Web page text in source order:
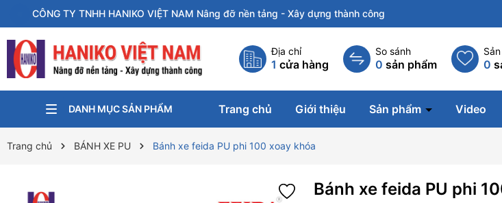
CÔNG TY TNHH HANIKO VIỆT NAM Nâng đỡ nền tảng - Xây dựng thành công
Địa chỉ
1 cửa hàng
So sánh
0 sản phẩm 0
DANH MỤC SẢN PHẨM Trang chủ Giới thiệu Sản phẩm Video
Trang chủ BÁNH XE PU Bánh xe feida PU phi 100 xoay khóa
Bánh xe feida PU phi